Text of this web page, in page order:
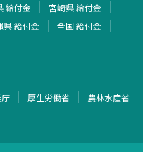
給付金
宮崎県 給付金
県 給付金
全国 給付金
厚生労働省 農林水産省